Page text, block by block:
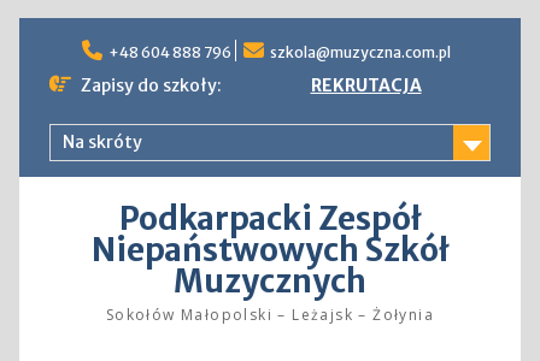
content
+48 604 888 796 szkola@muzyczna.com.pl
Zapisy do szkoły: REKRUTACJA
Na skróty
Podkarpacki Zespół
Niepaństwowych Szkół
Muzycznych
Sokołów Małopolski – Leżajsk – Żołynia